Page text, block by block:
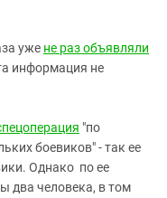
уже не раз объявляли
информация не
"по
боевиков" - так ее
Однако по ее
два человека, в том